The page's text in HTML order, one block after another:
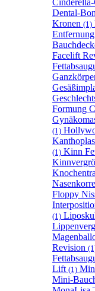
Dental-
Kronen (1)
Facelift
Formung
(1)
(1) Kinn
Floppy
(1)
Revision
Lift (1)
Mini-